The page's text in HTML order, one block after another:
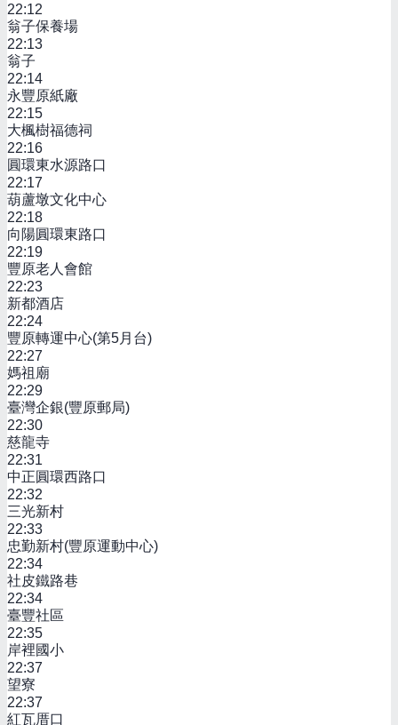
22:12
翁子保養場
22:13
翁子
22:14
永豐原紙廠
22:15
大楓樹福德祠
22:16
圓環東水源路口
22:17
葫蘆墩文化中心
22:18
向陽圓環東路口
22:19
豐原老人會館
22:23
新都酒店
22:24
豐原轉運中心(第5月台)
22:27
媽祖廟
22:29
臺灣企銀(豐原郵局)
22:30
慈龍寺
22:31
中正圓環西路口
22:32
三光新村
22:33
忠勤新村(豐原運動中心)
22:34
社皮鐵路巷
22:34
臺豐社區
22:35
岸裡國小
22:37
望寮
22:37
紅瓦厝口